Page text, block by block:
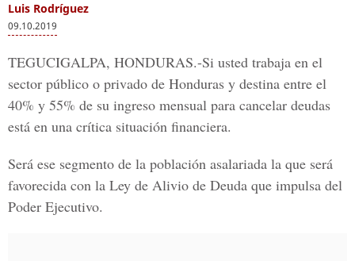
Luis Rodríguez
09.10.2019
TEGUCIGALPA, HONDURAS.-Si usted trabaja en el
sector público o privado de Honduras y destina entre el
40% y 55% de su ingreso mensual para cancelar deudas
está en una crítica situación financiera.
Será ese segmento de la población asalariada la que será
favorecida con la Ley de Alivio de Deuda que impulsa del
Poder Ejecutivo.